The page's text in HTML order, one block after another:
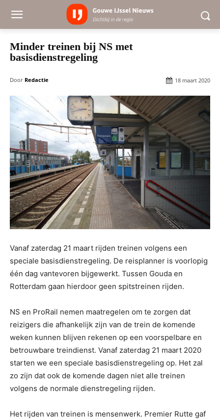
Minder treinen bij NS met
basisdienstregeling
Door Redactie 18 maart 2020
Vanaf zaterdag 21 maart rijden treinen volgens een
speciale basisdienstregeling. De reisplanner is voorlopig
één dag vantevoren bijgewerkt. Tussen Gouda en
Rotterdam gaan hierdoor geen spitstreinen rijden.
NS en ProRail nemen maatregelen om te zorgen dat
reizigers die afhankelijk zijn van de trein de komende
weken kunnen blijven rekenen op een voorspelbare en
betrouwbare treindienst. Vanaf zaterdag 21 maart 2020
starten we een speciale basisdienstregeling op. Het zal
zo zijn dat ook de komende dagen niet alle treinen
volgens de normale dienstregeling rijden.
Het rijden van treinen is mensenwerk. Premier Rutte gaf